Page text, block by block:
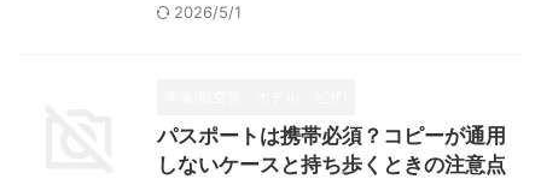
2026/5/1
パスポートは携帯必須？コピーが通用
しないケースと持ち歩くときの注意点